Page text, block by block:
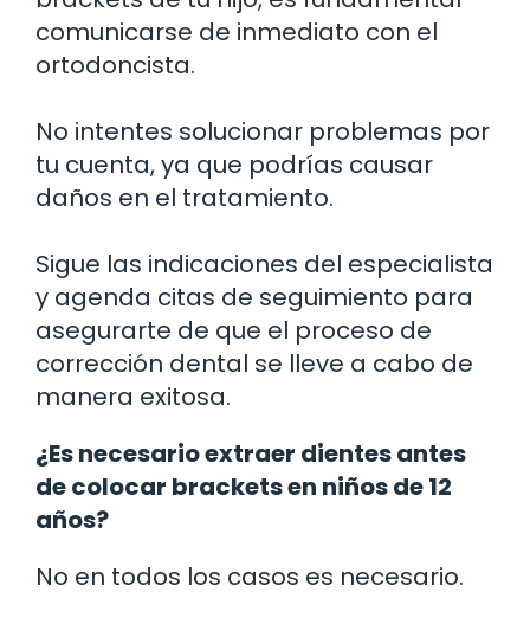
comunicarse de inmediato con el
ortodoncista.
No intentes solucionar problemas por
tu cuenta, ya que podrías causar
daños en el tratamiento.
Sigue las indicaciones del especialista
y agenda citas de seguimiento para
asegurarte de que el proceso de
corrección dental se lleve a cabo de
manera exitosa.
¿Es necesario extraer dientes antes
de colocar brackets en niños de 12
años?
No en todos los casos es necesario.